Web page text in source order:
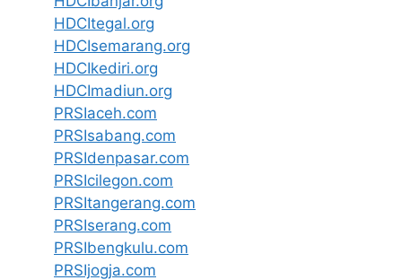
HDCItegal.org
HDCIsemarang.org
HDCIkediri.org
HDCImadiun.org
PRSIaceh.com
PRSIsabang.com
PRSIdenpasar.com
PRSIcilegon.com
PRSItangerang.com
PRSIserang.com
PRSIbengkulu.com
PRSIjogja.com